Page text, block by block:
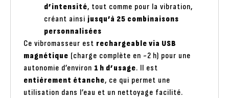
d’intensité, tout comme pour la vibration,
créant ainsi jusqu’à 25 combinaisons
personnalisées
Ce vibromasseur est rechargeable via USB
magnétique (charge complète en ~2 h) pour une
autonomie d’environ 1 h d’usage. Il est
entièrement étanche, ce qui permet une
utilisation dans l’eau et un nettoyage facilité.